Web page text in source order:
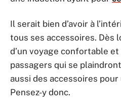
Il serait bien d’avoir à
tous ses accessoires. Dès
d’un voyage confortable et
passagers qui se
aussi des accessoires
Pensez-y donc.